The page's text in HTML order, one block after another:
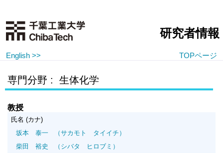
研究者情報
English >> TOPページ
専門分野 : 生体化学
教授
氏名 (カナ)
坂本 泰一
（サカモト タイイチ）
柴田 裕史
（シバタ ヒロブミ）